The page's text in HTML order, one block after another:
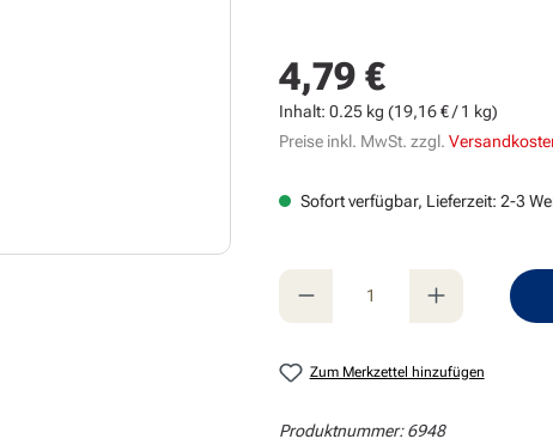
Regulärer Preis:
4,79 €
Inhalt:0.25 kg(19,16 € / 1 kg)
Preise inkl. MwSt. zzgl.
Sofort verfügbar, Lieferzeit: 2-3
Produkt Anzahl: Gib
Zum Merkzettel hinzufügen
Produktnummer:6948